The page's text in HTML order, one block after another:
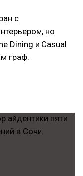
с
но
Dining и Casual
граф.